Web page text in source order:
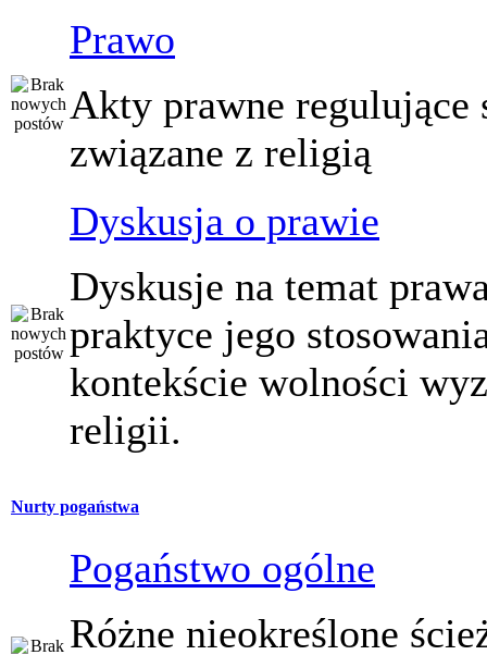
Prawo
Akty prawne regulujące
związane z religią
Dyskusja o prawie
Dyskusje na temat
praktyce jego
kontekście wolności
religii.
Nurty pogaństwa
Pogaństwo ogólne
Różne nieokreślone